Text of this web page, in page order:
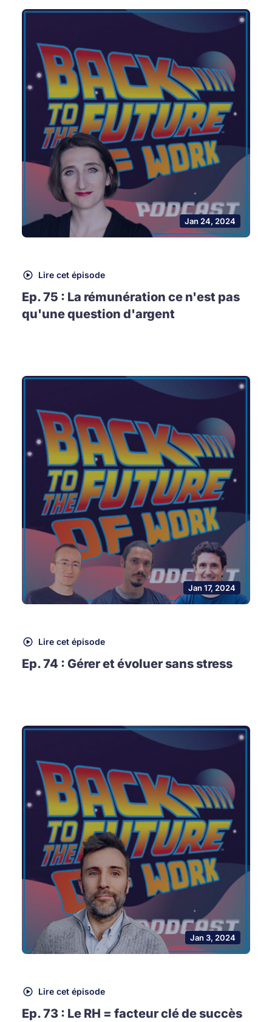
Jan 24, 2024
Lire cet épisode
Ep. 75 : La rémunération ce n'est pas
qu'une question d'argent
Jan 17, 2024
Lire cet épisode
Ep. 74 : Gérer et évoluer sans stress
Jan 3, 2024
Lire cet épisode
Ep. 73 : Le RH = facteur clé de succès